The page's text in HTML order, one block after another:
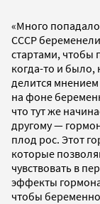
«Много
СССР
стартами, чтобы
когда-то и было,
делится
на фоне
что тут же
другому —
плод рос. Этот
которые
чувствовать в
эффекты
чтобы